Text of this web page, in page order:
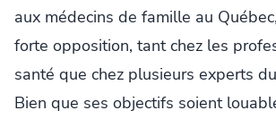
aux médecins de famille au
forte opposition, tant chez les
santé que chez plusieurs experts
Bien que ses objectifs soient